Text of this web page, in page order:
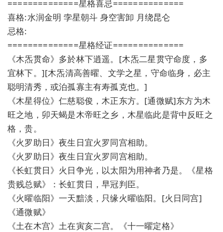
==============星格喜忌==============
喜格:水润金明 孛星朝斗 身空害卸 月绕昆仑
忌格:
==============星格经证==============
《木炁贯命》多於林下逍遥。[木炁二星贯守命度，多
宜林下。][木炁清高善曜、文学之星，守命临身，必主
聪明清秀，或泊孤寡主有寿孤克也。]
《木星得位》仁慈聪俊，木正东方。[通微赋]东方为木
旺之地，卯天蝎是木帝旺之乡，木星临此是背中反旺之
格，贵。
《火罗助日》夜生日宜火罗同宫相助。
《火罗助日》夜生日宜火罗同宫相助。
《长虹贯日》火日争光，以太阳为用神者乃是。《星格
贵贱总赋》：长虹贯日，早冠判臣。
《火曜临阳》一天黯淡，只缘火曜临阳。[火日同宫]
《通微赋》
《土在木宫》土在寅亥二宫。《十一曜定格》